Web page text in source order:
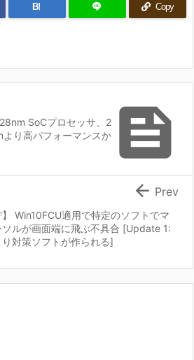
B! Copy

SoCプロセッサ、2
り高パフォーマンスか
】 Win10FCU適用で特定のソフトでマ
ソルが画面端に飛ぶ不具合 [Update 1:
対策ソフトが作られる]
 Prev